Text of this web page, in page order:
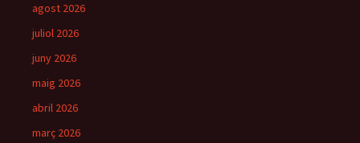
agost 2026
juliol 2026
juny 2026
maig 2026
abril 2026
març 2026